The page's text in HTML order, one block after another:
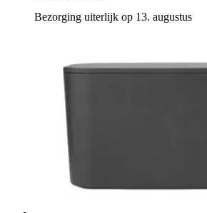
Bezorging uiterlijk op 13. augustus